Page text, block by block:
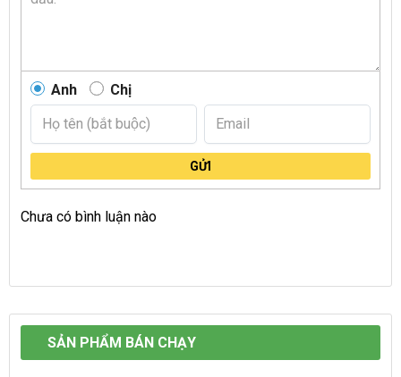
Anh Chị
GỬI
Chưa có bình luận nào
SẢN PHẨM BÁN CHẠY